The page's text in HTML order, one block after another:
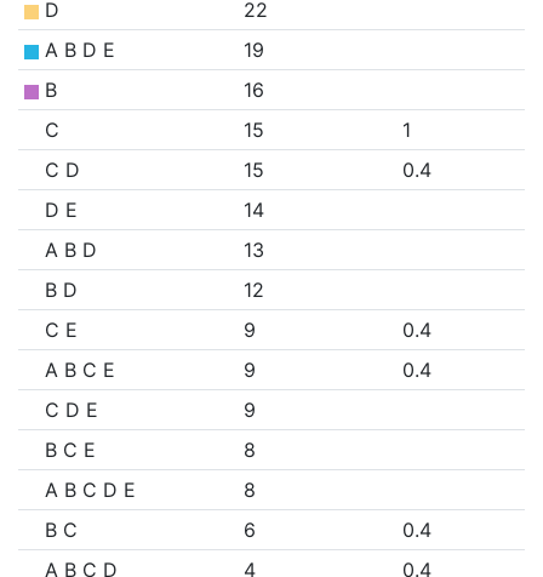
D
22
A B D E
19
B
16
C
15
1
C D
15
0.4
D E
14
A B D
13
B D
12
C E
9
0.4
A B C E
9
0.4
C D E
9
B C E
8
A B C D E
8
B C
6
0.4
A B C D
4 0.4